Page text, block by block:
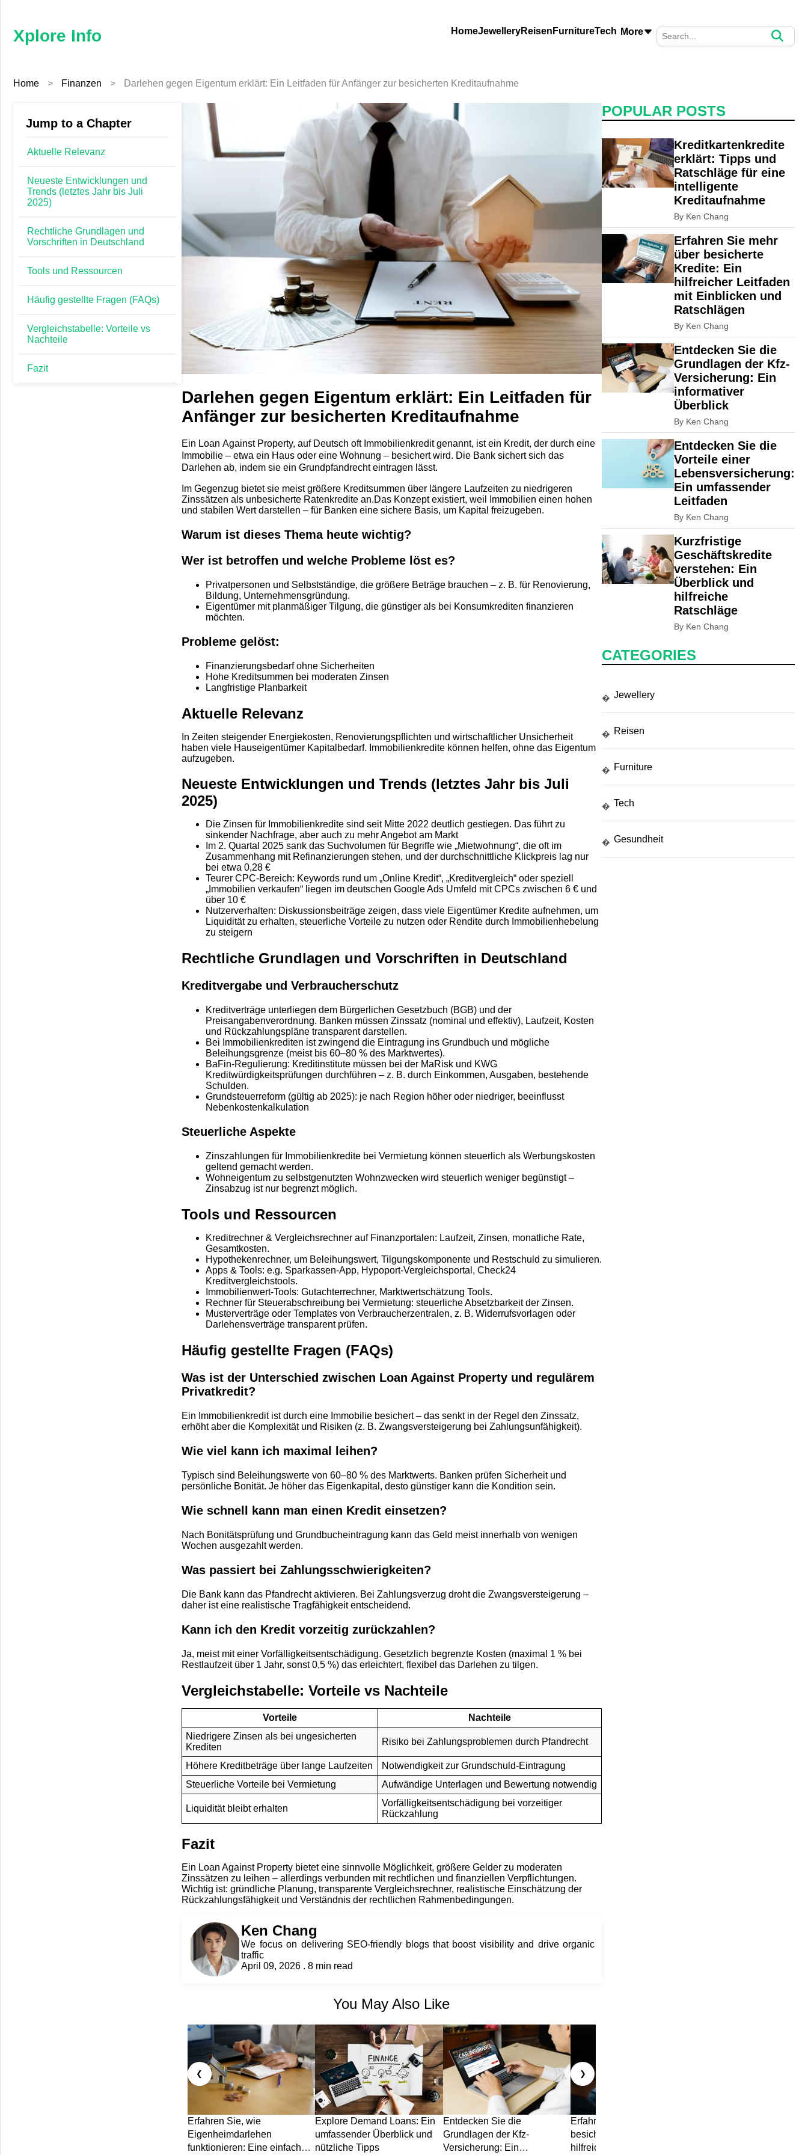
Xplore Info HomeJewelleryReisen FurnitureTech More
Info
Reisen
Furniture
Tech
Gesundheit
Lebensstil
Technik
Finanzen
Lifestyle
Home > Finanzen > Darlehen gegen Eigentum erklärt: Ein Leitfaden für Anfänger zur besicherten Kreditaufnahme
Jump to a Chapter
Aktuelle Relevanz
Neueste Entwicklungen und
Trends (letztes Jahr bis Juli
2025)
Rechtliche Grundlagen und
Vorschriften in Deutschland
Tools und Ressourcen
Häufig gestellte Fragen (FAQs)
Vergleichstabelle: Vorteile vs
Nachteile
Fazit
Darlehen gegen Eigentum erklärt: Ein Leitfaden für
Anfänger zur besicherten Kreditaufnahme
Ein Loan Against Property, auf Deutsch oft Immobilien­kredit genannt, ist ein Kredit, der durch eine
Immobilie – etwa ein Haus oder eine Wohnung – besichert wird. Die Bank sichert sich das
Darlehen ab, indem sie ein Grundpfandrecht eintragen lässt.
Im Gegenzug bietet sie meist größere Kreditsummen über längere Laufzeiten zu niedrigeren
Zinssätzen als unbesicherte Ratenkredite an.Das Konzept existiert, weil Immobilien einen hohen
und stabilen Wert darstellen – für Banken eine sichere Basis, um Kapital freizugeben.
Warum ist dieses Thema heute wichtig?
Wer ist betroffen und welche Probleme löst es?
Privatpersonen und Selbstständige, die größere Beträge brauchen – z. B. für Renovierung,
Bildung, Unternehmensgründung.
Eigentümer mit planmäßiger Tilgung, die günstiger als bei Konsumkrediten finanzieren
möchten.
Probleme gelöst:
Finanzierungsbedarf ohne Sicherheiten
Hohe Kreditsummen bei moderaten Zinsen
Langfristige Planbarkeit
Aktuelle Relevanz
In Zeiten steigender Energiekosten, Renovierungspflichten und wirtschaftlicher Unsicherheit
haben viele Hauseigentümer Kapitalbedarf. Immobilienkredite können helfen, ohne das Eigentum
aufzugeben.
Neueste Entwicklungen und Trends (letztes Jahr bis Juli
2025)
Die Zinsen für Immobilienkredite sind seit Mitte 2022 deutlich gestiegen. Das führt zu
sinkender Nachfrage, aber auch zu mehr Angebot am Markt
Im 2. Quartal 2025 sank das Suchvolumen für Begriffe wie „Mietwohnung“, die oft im
Zusammenhang mit Refinanzierungen stehen, und der durchschnittliche Klickpreis lag nur
bei etwa 0,28 €
Teurer CPC-Bereich: Keywords rund um „Online Kredit“, „Kreditvergleich“ oder speziell
„Immobilien verkaufen“ liegen im deutschen Google Ads Umfeld mit CPCs zwischen 6 € und
über 10 €
Nutzerverhalten: Diskussionsbeiträge zeigen, dass viele Eigentümer Kredite aufnehmen, um
Liquidität zu erhalten, steuerliche Vorteile zu nutzen oder Rendite durch Immobilienhebelung
zu steigern
Rechtliche Grundlagen und Vorschriften in Deutschland
Kreditvergabe und Verbraucherschutz
Kreditverträge unterliegen dem Bürgerlichen Gesetzbuch (BGB) und der
Preisangabenverordnung. Banken müssen Zinssatz (nominal und effektiv), Laufzeit, Kosten
und Rückzahlungspläne transparent darstellen.
Bei Immobilienkrediten ist zwingend die Eintragung ins Grundbuch und mögliche
Beleihungsgrenze (meist bis 60–80 % des Marktwertes).
BaFin-Regulierung: Kreditinstitute müssen bei der MaRisk und KWG
Kreditwürdigkeitsprüfungen durchführen – z. B. durch Einkommen, Ausgaben, bestehende
Schulden.
Grundsteuer­reform (gültig ab 2025): je nach Region höher oder niedriger, beeinflusst
Nebenkostenkalkulation
Steuerliche Aspekte
Zinszahlungen für Immobilienkredite bei Vermietung können steuerlich als Werbungskosten
geltend gemacht werden.
Wohneigentum zu selbstgenutzten Wohnzwecken wird steuerlich weniger begünstigt –
Zinsabzug ist nur begrenzt möglich.
Tools und Ressourcen
Kreditrechner & Vergleichsrechner auf Finanzportalen: Laufzeit, Zinsen, monatliche Rate,
Gesamtkosten.
Hypothekenrechner, um Beleihungswert, Tilgungskomponente und Restschuld zu simulieren.
Apps & Tools: e.g. Sparkassen-App, Hypoport-Vergleichsportal, Check24
Kreditvergleichstools.
Immobilienwert-Tools: Gutachterrechner, Marktwertschätzung Tools.
Rechner für Steuerabschreibung bei Vermietung: steuerliche Absetzbarkeit der Zinsen.
Musterverträge oder Templates von Verbraucherzentralen, z. B. Widerrufsvorlagen oder
Darlehensverträge transparent prüfen.
Häufig gestellte Fragen (FAQs)
Was ist der Unterschied zwischen Loan Against Property und regulärem
Privatkredit?
Ein Immobilienkredit ist durch eine Immobilie besichert – das senkt in der Regel den Zinssatz,
erhöht aber die Komplexität und Risiken (z. B. Zwangsversteigerung bei Zahlungsunfähigkeit).
Wie viel kann ich maximal leihen?
Typisch sind Beleihungswerte von 60–80 % des Marktwerts. Banken prüfen Sicherheit und
persönliche Bonität. Je höher das Eigenkapital, desto günstiger kann die Kondition sein.
Wie schnell kann man einen Kredit einsetzen?
Nach Bonitätsprüfung und Grundbuch­eintragung kann das Geld meist innerhalb von wenigen
Wochen ausgezahlt werden.
Was passiert bei Zahlungs­schwierigkeiten?
Die Bank kann das Pfandrecht aktivieren. Bei Zahlungs­verzug droht die Zwangsversteigerung –
daher ist eine realistische Tragfähigkeit entscheidend.
Kann ich den Kredit vorzeitig zurückzahlen?
Ja, meist mit einer Vorfälligkeitsentschädigung. Gesetzlich begrenzte Kosten (maximal 1 % bei
Restlaufzeit über 1 Jahr, sonst 0,5 %) das erleichtert, flexibel das Darlehen zu tilgen.
Vergleichstabelle: Vorteile vs Nachteile
Vorteile
Nachteile
Niedrigere Zinsen als bei ungesicherten
Krediten
Risiko bei Zahlungs­problemen durch Pfandrecht
Höhere Kreditbeträge über lange Laufzeiten
Notwendigkeit zur Grundschuld-Eintragung
Steuerliche Vorteile bei Vermietung
Aufwändige Unterlagen und Bewertung notwendig
Liquidität bleibt erhalten
Vorfälligkeitsentschädigung bei vorzeitiger
Rückzahlung
Fazit
Ein Loan Against Property bietet eine sinnvolle Möglichkeit, größere Gelder zu moderaten
Zinssätzen zu leihen – allerdings verbunden mit rechtlichen und finanziellen Verpflichtungen.
Wichtig ist: gründliche Planung, transparente Vergleichsrechner, realistische Einschätzung der
Rückzahlungsfähigkeit und Verständnis der rechtlichen Rahmenbedingungen.
Ken Chang
We focus on delivering SEO-friendly blogs that boost visibility and drive organic
traffic
April 09, 2026 . 8 min read
You May Also Like
❮
Erfahren Sie, wie
Eigenheimdarlehen
funktionieren: Eine einfache
Explore Demand Loans: Ein
umfassender Überblick und
nützliche Tipps
Entdecken Sie die
Grundlagen der Kfz-
Versicherung: Ein
Erfahren Sie mehr über
besicherte Kredite: Ein
hilfreicher Leitfaden mit
❯
POPULAR POSTS
Kreditkartenkredite
erklärt: Tipps und
Ratschläge für eine
intelligente
Kreditaufnahme
By Ken Chang
Erfahren Sie mehr
über besicherte
Kredite: Ein
hilfreicher Leitfaden
mit Einblicken und
Ratschlägen
By Ken Chang
Entdecken Sie die
Grundlagen der Kfz-
Versicherung: Ein
informativer
Überblick
By Ken Chang
Entdecken Sie die
Vorteile einer
Lebensversicherung:
Ein umfassender
Leitfaden
By Ken Chang
Kurzfristige
Geschäftskredite
verstehen: Ein
Überblick und
hilfreiche
Ratschläge
By Ken Chang
CATEGORIES
� Jewellery
� Reisen
� Furniture
� Tech
� Gesundheit